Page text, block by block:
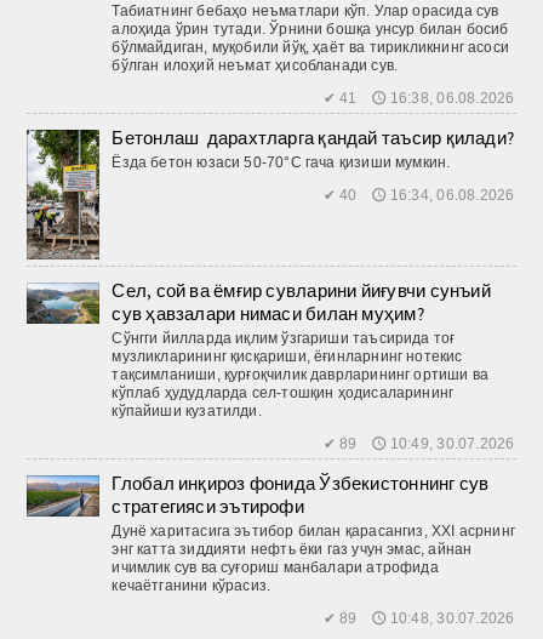
Табиатнинг бебаҳо неъматлари кўп. Улар орасида сув
алоҳида ўрин тутади. Ўрнини бошқа унсур билан босиб
бўлмайдиган, муқобили йўқ, ҳаёт ва тирикликнинг асоси
бўлган илоҳий неъмат ҳисобланади сув.
✔ 41 🕔 16:38, 06.08.2026
Бетонлаш дарахтларга қандай таъсир қилади?
Ёзда бетон юзаси 50-70°C гача қизиши мумкин.
✔ 40 🕔 16:34, 06.08.2026
Сел, сой ва ёмғир сувларини йиғувчи сунъий
сув ҳавзалари нимаси билан муҳим?
Сўнгги йилларда иқлим ўзгариши таъсирида тоғ
музликларининг қисқариши, ёғинларнинг нотекис
тақсимланиши, қурғоқчилик даврларининг ортиши ва
кўплаб ҳудудларда сел-тош­қин ҳодисаларининг
кўпайиши кузатилди.
✔ 89 🕔 10:49, 30.07.2026
Глобал инқироз фонида Ўзбекистоннинг сув
стратегияси эътирофи
Дунё харитасига эътибор билан қарасангиз, XXI асрнинг
энг катта зиддияти нефть ёки газ учун эмас, айнан
ичимлик сув ва суғориш манбалари атрофида
кечаётганини кўрасиз.
✔ 89 🕔 10:48, 30.07.2026